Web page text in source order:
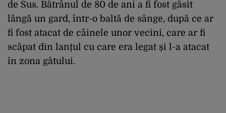
de Sus. Bătrânul de 80 de ani a fi fost găsit
lângă un gard, într-o baltă de sânge, după ce ar
fi fost atacat de câinele unor vecini, care ar fi
scăpat din lanțul cu care era legat și l-a atacat
în zona gâtului.